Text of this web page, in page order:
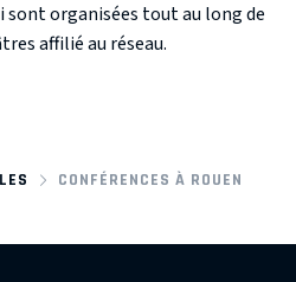
sont organisées tout au long de
affilié au réseau.
CONFÉRENCES À ROUEN